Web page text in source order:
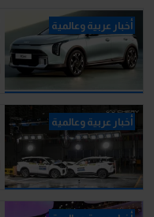
أخبار عربية وعالمية
أخبار عربية وعالمية